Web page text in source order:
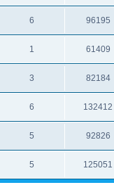
6 96195
1 61409
3 82184
6 132412
5 92826
5 125051